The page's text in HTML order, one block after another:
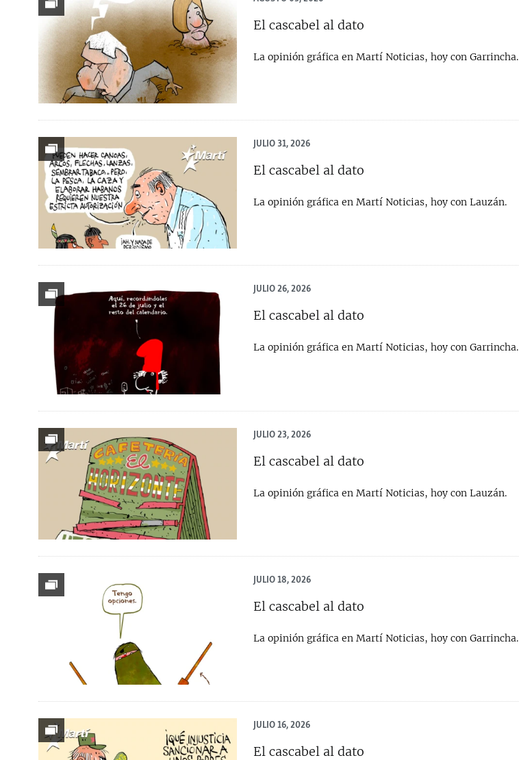
ESPECIALES
ESPECIALES
LA REALIDAD DE LA VIVIENDA EN
KENTU-CUBANO
LOS SANTOS DE HIALEAH
DESINFORMACIÓN RUSA EN
AMÉRICA LATINA
LA INVASIÓN DE RUSIA A UCRANIA
MULTIMEDIA
EDITORIALES
El cascabel al dato
La opinión gráfica en Martí Noticias, hoy con Garrincha.
JULIO 31, 2026
El cascabel al dato
La opinión gráfica en Martí Noticias, hoy con Lauzán.
JULIO 26, 2026
El cascabel al dato
La opinión gráfica en Martí Noticias, hoy con Garrincha.
JULIO 23, 2026
El cascabel al dato
La opinión gráfica en Martí Noticias, hoy con Lauzán.
JULIO 18, 2026
El cascabel al dato
La opinión gráfica en Martí Noticias, hoy con Garrincha.
JULIO 16, 2026
El cascabel al dato